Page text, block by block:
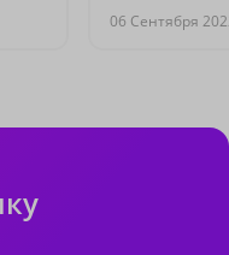
06 Сентября